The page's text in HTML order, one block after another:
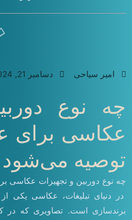
امیر سیاحی دسامبر 21, 2024
چه نوع
عکاسی برای
توصیه می‌شود
چه نوع دوربین و تجهیزات عکاسی
در دنیای تبلیغات، عکاسی یکی
برندسازی است. تصاویری که در